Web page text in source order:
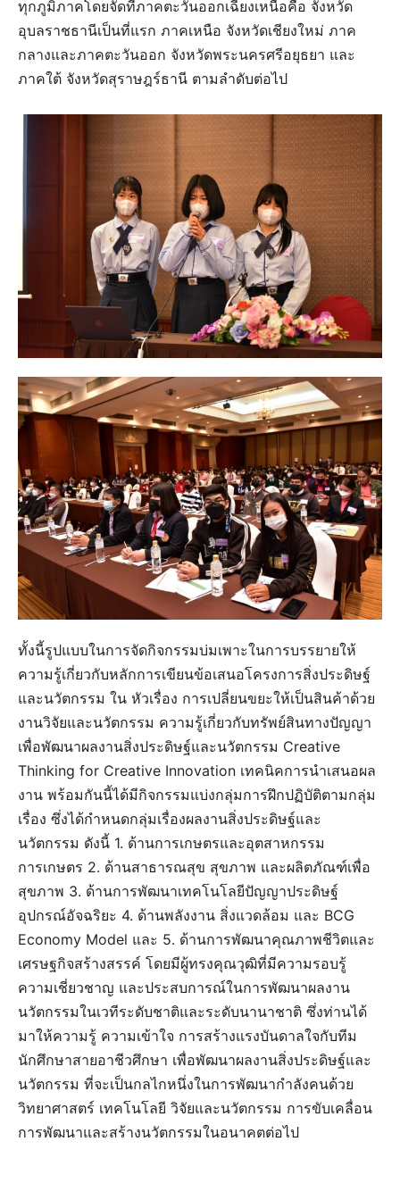
ทุกภูมิภาคโดยจัดที่ภาคตะวันออกเฉียงเหนือคือ จังหวัด
อุบลราชธานีเป็นที่แรก ภาคเหนือ จังหวัดเชียงใหม่ ภาค
กลางและภาคตะวันออก จังหวัดพระนครศรีอยุธยา และ
ภาคใต้ จังหวัดสุราษฎร์ธานี ตามลำดับต่อไป
ทั้งนี้รูปแบบในการจัดกิจกรรมบ่มเพาะในการบรรยายให้
ความรู้เกี่ยวกับหลักการเขียนข้อเสนอโครงการสิ่งประดิษฐ์
และนวัตกรรม ใน หัวเรื่อง การเปลี่ยนขยะให้เป็นสินค้าด้วย
งานวิจัยและนวัตกรรม ความรู้เกี่ยวกับทรัพย์สินทางปัญญา
เพื่อพัฒนาผลงานสิ่งประดิษฐ์และนวัตกรรม Creative
Thinking for Creative Innovation เทคนิคการนำเสนอผล
งาน พร้อมกันนี้ได้มีกิจกรรมแบ่งกลุ่มการฝึกปฏิบัติตามกลุ่ม
เรื่อง ซึ่งได้กำหนดกลุ่มเรื่องผลงานสิ่งประดิษฐ์และ
นวัตกรรม ดังนี้ 1. ด้านการเกษตรและอุตสาหกรรม
การเกษตร 2. ด้านสาธารณสุข สุขภาพ และผลิตภัณฑ์เพื่อ
สุขภาพ 3. ด้านการพัฒนาเทคโนโลยีปัญญาประดิษฐ์
อุปกรณ์อัจฉริยะ 4. ด้านพลังงาน สิ่งแวดล้อม และ BCG
Economy Model และ 5. ด้านการพัฒนาคุณภาพชีวิตและ
เศรษฐกิจสร้างสรรค์ โดยมีผู้ทรงคุณวุฒิที่มีความรอบรู้
ความเชี่ยวชาญ และประสบการณ์ในการพัฒนาผลงาน
นวัตกรรมในเวทีระดับชาติและระดับนานาชาติ ซึ่งท่านได้
มาให้ความรู้ ความเข้าใจ การสร้างแรงบันดาลใจกับทีม
นักศึกษาสายอาชีวศึกษา เพื่อพัฒนาผลงานสิ่งประดิษฐ์และ
นวัตกรรม ที่จะเป็นกลไกหนึ่งในการพัฒนากำลังคนด้วย
วิทยาศาสตร์ เทคโนโลยี วิจัยและนวัตกรรม การขับเคลื่อน
การพัฒนาและสร้างนวัตกรรมในอนาคตต่อไป